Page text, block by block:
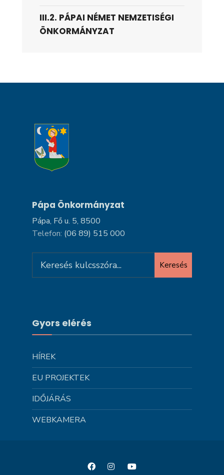
III.2. PÁPAI NÉMET NEMZETISÉGI
ÖNKORMÁNYZAT
Pápa Önkormányzat
Pápa, Fő u. 5, 8500
Telefon: (06 89) 515 000
for:
Keresés
Gyors elérés
HÍREK
EU PROJEKTEK
IDŐJÁRÁS
WEBKAMERA